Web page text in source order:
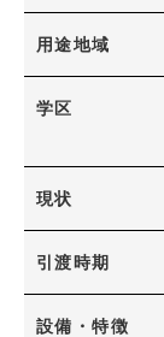
用途地域
学区
現状
引渡時期
設備・特徴